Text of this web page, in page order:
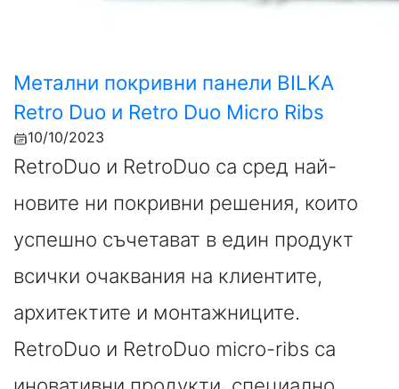
Метални покривни панели BILKA
Retro Duo и Retro Duo Micro Ribs
10/10/2023
RetroDuo и RetroDuo са сред най-
новите ни покривни решения, които
успешно съчетават в един продукт
всички очаквания на клиентите,
архитектите и монтажниците.
RetroDuo и RetroDuo micro-ribs са